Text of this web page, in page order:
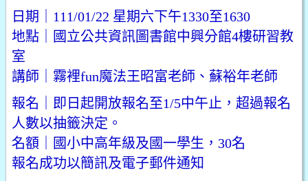
日期｜111/01/22 星期六下午1330至1630
地點｜國立公共資訊圖書館中興分館4樓研習教
室
講師｜霧裡fun魔法王昭富老師、蘇裕年老師
報名｜即日起開放報名至1/5中午止，超過報名
人數以抽籤決定。
名額｜國小中高年級及國一學生，30名
報名成功以簡訊及電子郵件通知